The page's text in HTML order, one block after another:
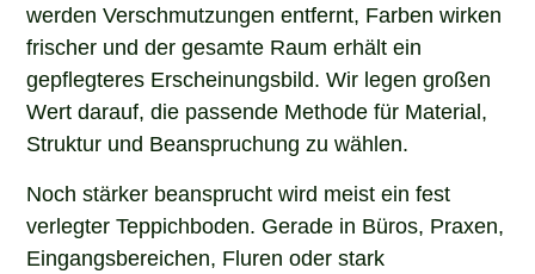
werden Verschmutzungen entfernt, Farben wirken
frischer und der gesamte Raum erhält ein
gepflegteres Erscheinungsbild. Wir legen großen
Wert darauf, die passende Methode für Material,
Struktur und Beanspruchung zu wählen.
Noch stärker beansprucht wird meist ein fest
verlegter Teppichboden. Gerade in Büros, Praxen,
Eingangsbereichen, Fluren oder stark